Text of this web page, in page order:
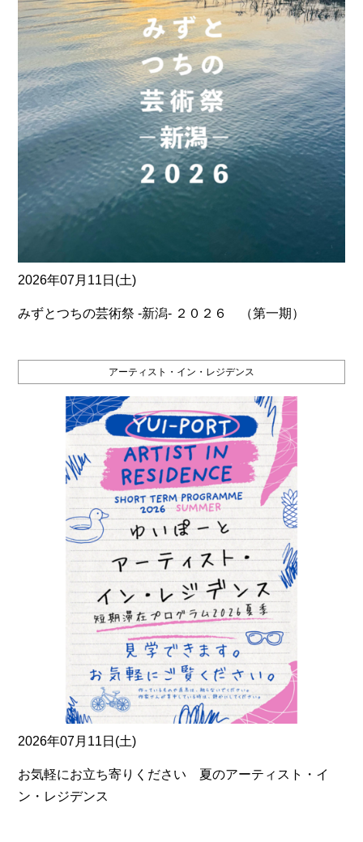
2026年07月11日(土)
みずとつちの芸術祭 ‐新潟‐ ２０２６ （第一期）
アーティスト・イン・レジデンス
2026年07月11日(土)
お気軽にお立ち寄りください 夏のアーティスト・イ
ン・レジデンス